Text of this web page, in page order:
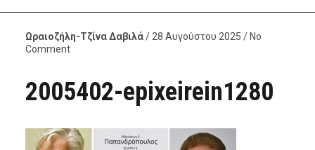
Ωραιοζήλη-Τζίνα Δαβιλά/ 28 Αυγούστου 2025 / No
Comment
2005402-epixeirein1280